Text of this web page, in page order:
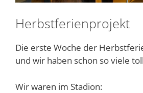
Herbstferienprojekt
Die erste Woche der
und wir haben schon so viele
Wir waren im Stadion: